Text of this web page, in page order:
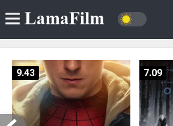
9.43 7.09